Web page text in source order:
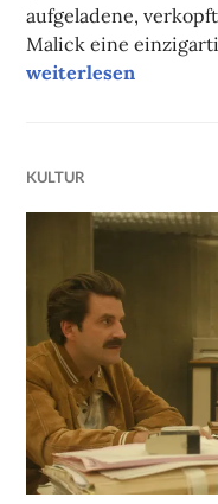
aufgeladene,
Malick eine
Filmtipp des Monats:
weiterlesen
KULTUR